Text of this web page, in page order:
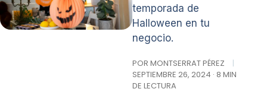
temporada de
Halloween en tu
negocio.
POR MONTSERRAT PÉREZ
|
SEPTIEMBRE 26, 2024 · 8 MIN
DE LECTURA